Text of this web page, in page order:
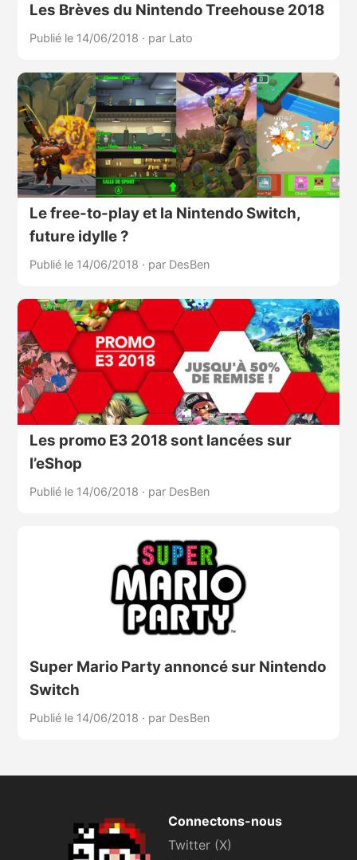
Les Brèves du Nintendo Treehouse 2018
Publié le 14/06/2018 · par Lato
Le free-to-play et la Nintendo Switch,
future idylle ?
Publié le 14/06/2018 · par DesBen
Les promo E3 2018 sont lancées sur
l’eShop
Publié le 14/06/2018 · par DesBen
Super Mario Party annoncé sur Nintendo
Switch
Publié le 14/06/2018 · par DesBen
Connectons-nous
Twitter (X)